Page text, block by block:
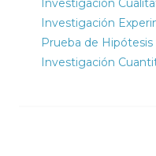
Investigación
Investigación
Prueba de Hipótesis
Investigación